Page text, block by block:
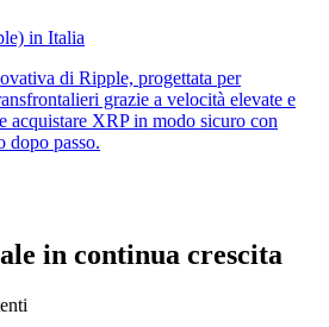
in Italia
di Ripple, progettata per
grazie a velocità elevate e
acquistare XRP in modo sicuro con
dopo passo.
in continua crescita